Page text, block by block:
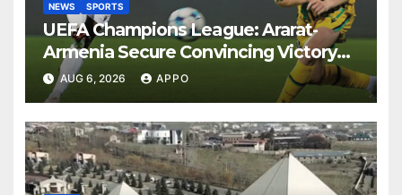
NEWS SPORTS
UEFA Champions League: Ararat-
Armenia Secure Convincing Victory
Over Shamrock Rovers 2-0
AUG 6, 2026 APPO